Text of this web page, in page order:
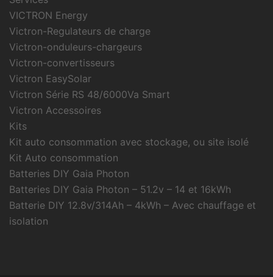
VICTRON Energy
Victron-Regulateurs de charge
Victron-onduleurs-chargeurs
Victron-convertisseurs
Victron EasySolar
Victron Série RS 48/6000Va Smart
Victron Accessoires
Kits
Kit auto consommation avec stockage, ou site isolé
Kit Auto consommation
Batteries DIY Gaia Photon
Batteries DIY Gaia Photon – 51.2v – 14 et 16kWh
Batterie DIY 12.8v/314Ah – 4kWh – Avec chauffage et
isolation